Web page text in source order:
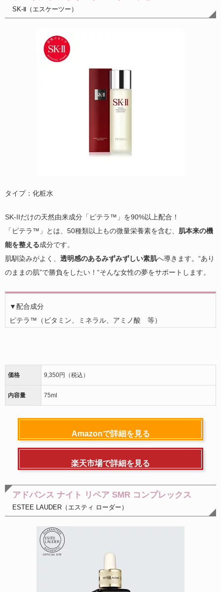
SK-Ⅱ（エスケーツー）
タイプ：化粧水
SK-IIだけの天然由来成分「ピテラ™」を90%以上配合！
「ピテラ™」とは、50種類以上もの微量栄養素を含む、 肌本来の機
能を整える成分です。
肌馴染みがよく、 透明感のあるみずみずしい素肌へ導きます。“あり
のままの肌”で勝負をしたい！“そんな女性の夢をサポートします。
▼配合成分
ピテラ™（ビタミン、ミネラル、アミノ酸 等）
価格 9,350円（税込）
内容量 75ml
Amazonで詳細を見る
楽天市場で詳細を見る
アドバンス ナイト リペア SMR コンプレックス
ESTEE LAUDER（エスティ ローダー）